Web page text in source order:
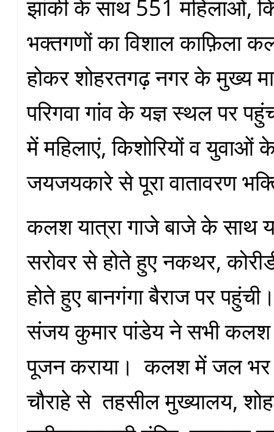
झांकी के साथ 551 महिलाओं,
भक्तगणों का विशाल काफ़िला
होकर शोहरतगढ़ नगर के मुख्य
परिगवा गांव के यज्ञ स्थल पर
में महिलाएं, किशोरियों व युवाओं
जयजयकारे से पूरा वातावरण
कलश यात्रा गाजे बाजे के साथ
सरोवर से होते हुए नकथर,
होते हुए बानगंगा बैराज पर पहुंची।
संजय कुमार पांडेय ने सभी कलश
पूजन कराया। कलश में जल भर
चौराहे से तहसील मुख्यालय,